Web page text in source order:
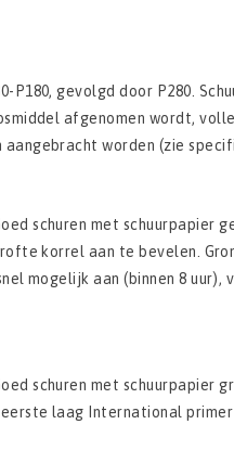
­P180, gevolgd door P280.
afgenomen wordt,
worden (zie
schuren met schuurpapier
korrel aan te bevelen.
mogelijk aan (binnen 8 uur),
schuren met schuurpapier
laag International